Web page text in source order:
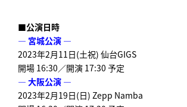
■公演日時
― 宮城公演 ―
2023年2月11日(土祝) 仙台GIGS
開場 16:30／開演 17:30 予定
― 大阪公演 ―
2023年2月19日(日) Zepp Namba